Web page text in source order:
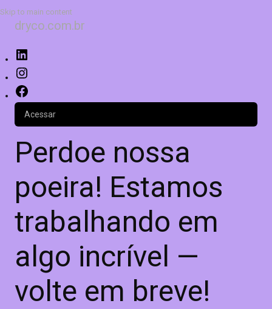
Skip to main content
dryco.com.br
Acessar
Perdoe nossa
poeira! Estamos
trabalhando em
algo incrível —
volte em breve!